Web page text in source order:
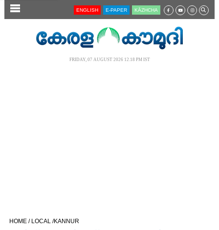
SECTIONS ENGLISH E-PAPER KĀZHCHA
FRIDAY, 07 AUGUST 2026 12.18 PM IST
HOME / LOCAL /KANNUR